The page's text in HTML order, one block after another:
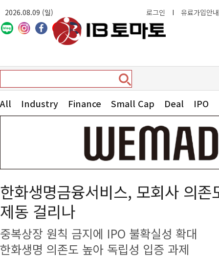
2026.08.09 (일) 로그인 I 유료가입안내
All Industry Finance Small Cap Deal IPO
한화생명금융서비스, 모회사 의
제동 걸리나
중복상장 원칙 금지에 IPO 불확실성 확대
한화생명 의존도 높아 독립성 입증 과제